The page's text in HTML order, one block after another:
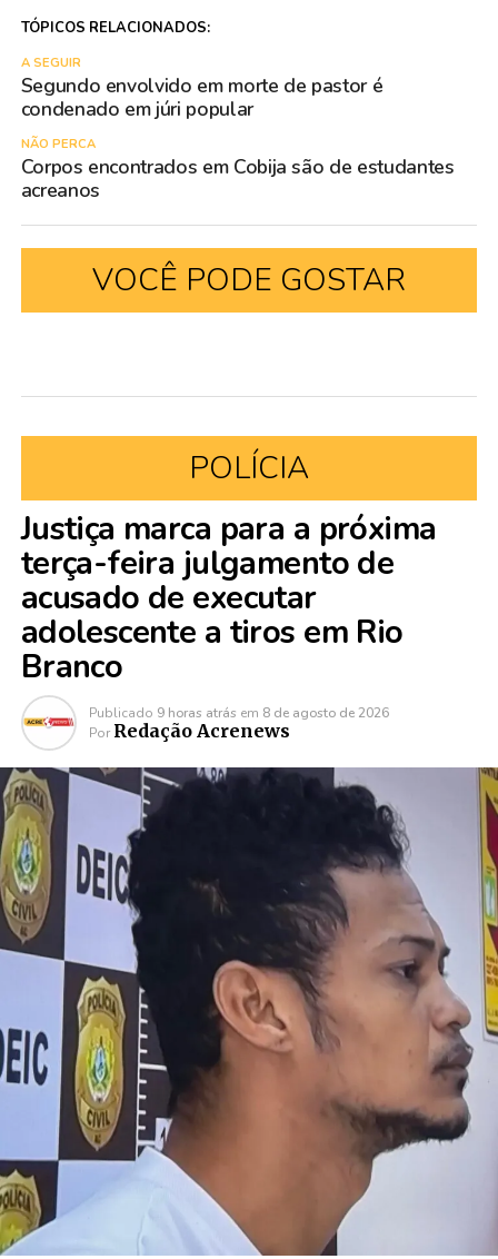
TÓPICOS RELACIONADOS:
A SEGUIR
Segundo envolvido em morte de pastor é
condenado em júri popular
NÃO PERCA
Corpos encontrados em Cobija são de estudantes
acreanos
VOCÊ PODE GOSTAR
POLÍCIA
Justiça marca para a próxima
terça-feira julgamento de
acusado de executar
adolescente a tiros em Rio
Branco
Publicado 9 horas atrás em 8 de agosto de 2026
Por Redação Acrenews